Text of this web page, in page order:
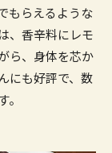
もらえるような
、香辛料にレモ
ら、身体を芯か
にも好評で、数